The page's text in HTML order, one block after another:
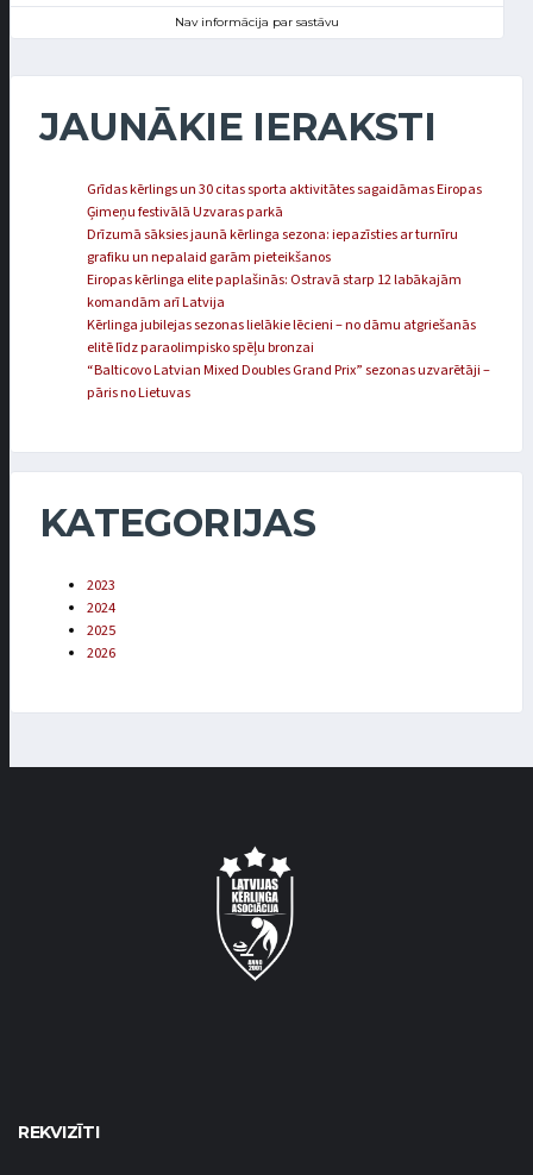
Nav informācija par sastāvu
JAUNĀKIE IERAKSTI
Grīdas kērlings un 30 citas sporta aktivitātes sagaidāmas Eiropas
Ģimeņu festivālā Uzvaras parkā
Drīzumā sāksies jaunā kērlinga sezona: iepazīsties ar turnīru
grafiku un nepalaid garām pieteikšanos
Eiropas kērlinga elite paplašinās: Ostravā starp 12 labākajām
komandām arī Latvija
Kērlinga jubilejas sezonas lielākie lēcieni – no dāmu atgriešanās
elitē līdz paraolimpisko spēļu bronzai
“Balticovo Latvian Mixed Doubles Grand Prix” sezonas uzvarētāji –
pāris no Lietuvas
KATEGORIJAS
2023
2024
2025
2026
REKVIZĪTI